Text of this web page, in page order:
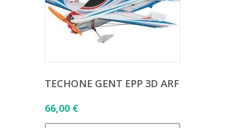
TECHONE GENT EPP 3D ARF
66,00 €